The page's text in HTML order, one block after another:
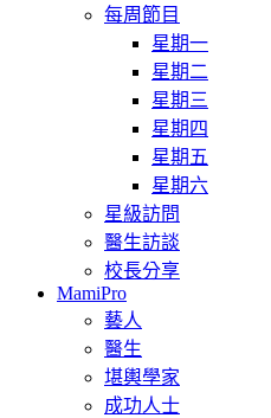
每周節目
星期一
星期二
星期三
星期四
星期五
星期六
星級訪問
醫生訪談
校長分享
MamiPro
藝人
醫生
堪輿學家
成功人士